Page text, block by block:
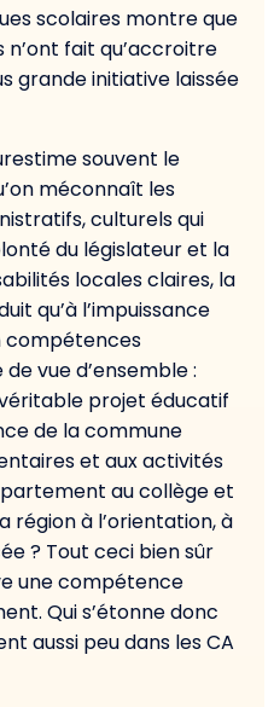
scolaires montre que
fait qu’accroitre
grande initiative laissée
souvent le
méconnaît les
culturels qui
du législateur et la
locales claires, la
qu’à l’impuissance
compétences
vue d’ensemble :
projet éducatif
de la commune
et aux activités
au collège et
région à l’orientation, à
? Tout ceci bien sûr
une compétence
Qui s’étonne donc
aussi peu dans les CA